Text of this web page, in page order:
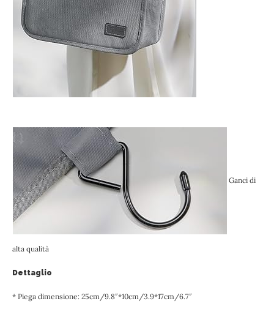
Ganci di
alta qualità
Dettaglio
* Piega dimensione: 25cm/9.8″*10cm/3.9*17cm/6.7″